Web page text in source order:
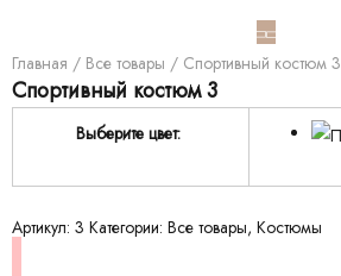
Главная / Все товары / Спортивный костюм 3
Спортивный костюм 3
Выберите цвет:
Артикул: 3 Категории: Все товары, Костюмы